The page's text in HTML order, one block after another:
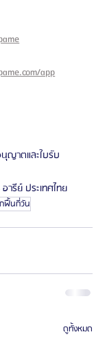
app
ญาตและใบรับ
ารีย์ ประเทศไทย
ฟื้นกี่วัน
ดูทั้งหมด